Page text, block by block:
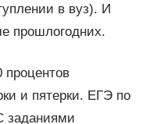
в вуз). И
прошлогодних.
и пятерки. ЕГЭ по
заданиями